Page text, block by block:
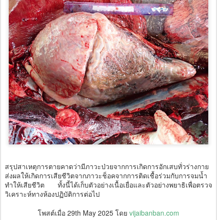
สรุปสาเหตุการตายคาดว่ามีภาวะป่วยจากการเกิดการอักเสบทั่วร่างกาย
ส่งผลให้เกิดการเสียชีวิตจากภาวะช็อคจากการติดเชื้อร่วมกับการจมน้ำ
ทำให้เสียชีวิต ทั้งนี้ได้เก็บตัวอย่างเนื้อเยื่อและตัวอย่างพยาธิเพื่อตรวจ
วิเคราะห์ทางห้องปฏิบัติการต่อไป
โพสต์เมื่อ 29th May 2025 โดย vijaibanban.com